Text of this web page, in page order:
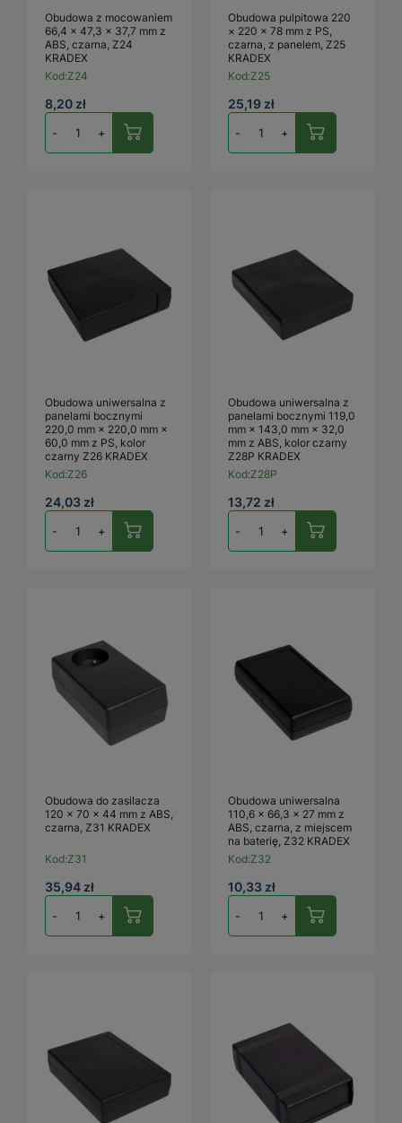
Obudowa z mocowaniem
66,4 × 47,3 × 37,7 mm z
ABS, czarna, Z24
KRADEX
Kod:Z24
8,20 zł
- +
Obudowa pulpitowa 220
× 220 × 78 mm z PS,
czarna, z panelem, Z25
KRADEX
Kod:Z25
25,19 zł
- +
Obudowa uniwersalna z
panelami bocznymi
220,0 mm × 220,0 mm ×
60,0 mm z PS, kolor
czarny Z26 KRADEX
Kod:Z26
24,03 zł
- +
Obudowa uniwersalna z
panelami bocznymi 119,0
mm × 143,0 mm × 32,0
mm z ABS, kolor czarny
Z28P KRADEX
Kod:Z28P
13,72 zł
- +
Obudowa do zasilacza
120 × 70 × 44 mm z ABS,
czarna, Z31 KRADEX
Kod:Z31
35,94 zł
- +
Obudowa uniwersalna
110,6 × 66,3 × 27 mm z
ABS, czarna, z miejscem
na baterię, Z32 KRADEX
Kod:Z32
10,33 zł
- +